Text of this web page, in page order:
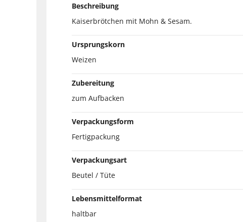
Beschreibung
Kaiserbrötchen mit Mohn & Sesam.
Ursprungskorn
Weizen
Zubereitung
zum Aufbacken
Verpackungsform
Fertigpackung
Verpackungsart
Beutel / Tüte
Lebensmittelformat
haltbar